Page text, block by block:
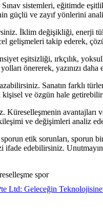
sistemleri, eğitimde
güçlü ve zayıf yönlerini
İklim değişikliği, enerji
gelişmeleri takip ederek,
eşitsizliği, ırkçılık,
önererek, yazınızı
Sanatın farklı
kişisel ve özgün hale
ve değişimleri analiz
etik sorunları, sporun
edebilirsiniz.
spor
Ltd: Geleceğin